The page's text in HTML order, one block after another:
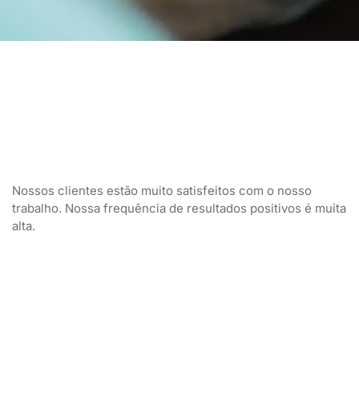
Nossos clientes estão muito satisfeitos com o nosso
trabalho. Nossa frequência de resultados positivos é muita
alta.